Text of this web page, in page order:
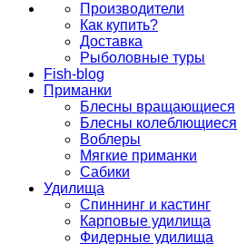
Производители
Как купить?
Доставка
Рыболовные туры
Fish-blog
Приманки
Блесны вращающиеся
Блесны колеблющиеся
Воблеры
Мягкие приманки
Сабики
Удилища
Спиннинг и кастинг
Карповые удилища
Фидерные удилища